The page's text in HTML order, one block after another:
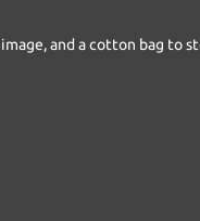
and a cotton bag to